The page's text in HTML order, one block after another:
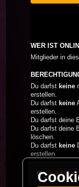
WER IST
Mitglieder in
Du darfst keine
erstellen.
Du darfst keine
erstellen.
Du darfst deine
Du darfst deine
löschen.
Du darfst keine
erstellen.